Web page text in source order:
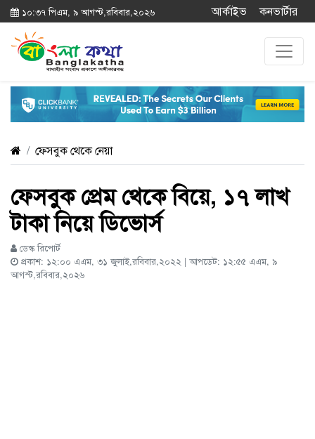
১০:৩৭ পিএম, ৯ আগস্ট,রবিবার,২০২৬ আর্কাইভ কনভার্টার
ফেসবুক থেকে নেয়া
ফেসবুক প্রেম থেকে বিয়ে, ১৭ লাখ
টাকা নিয়ে ডিভোর্স
ডেস্ক রিপোর্ট
প্রকাশ: ১২:০০ এএম, ৩১ জুলাই,রবিবার,২০২২ | আপডেট: ১২:৫৫ এএম, ৯
আগস্ট,রবিবার,২০২৬